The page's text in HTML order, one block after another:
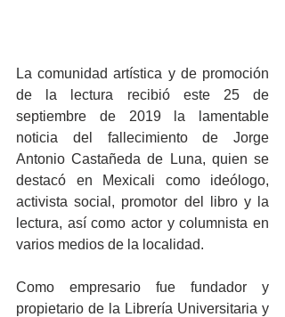
La comunidad artística y de promoción
de la lectura recibió este 25 de
septiembre de 2019 la lamentable
noticia del fallecimiento de Jorge
Antonio Castañeda de Luna, quien se
destacó en Mexicali como ideólogo,
activista social, promotor del libro y la
lectura, así como actor y columnista en
varios medios de la localidad.
Como empresario fue fundador y
propietario de la Librería Universitaria y